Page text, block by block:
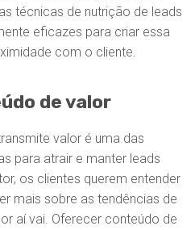
técnicas de nutrição de leads
eficazes para criar essa
com o cliente.
de valor
valor é uma das
para atrair e manter leads
os clientes querem entender
mais sobre as tendências de
aí vai. Oferecer conteúdo de